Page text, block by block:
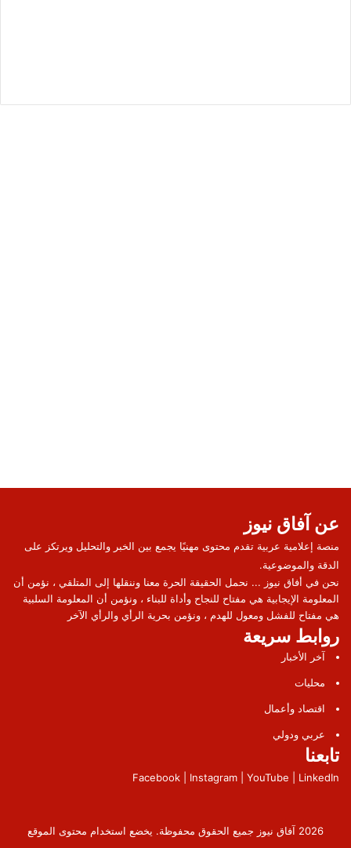
عن آفاق نيوز
منصة إعلامية عربية تقدم محتوى مهنيًا يجمع بين الخبر والتحليل ويرتكز على
الدقة والموضوعية.
نحن في أفاق نيوز ... نحمل الحقيقة الحرة معنا وننقلها إلى المتلقي ، نؤمن أن
المعلومة الإيجابية هي مفتاح للنجاح وأداة للبناء ، ونؤمن أن المعلومة السلبية
هي مفتاح للفشل ومعول للهدم ، ونؤمن بحرية الرأي والرأي الآخر
روابط سريعة
آخر الأخبار
محليات
اقتصاد وأعمال
عربي ودولي
تابعنا
Facebook | Instagram | YouTube | LinkedIn
2026 آفاق نيوز جميع الحقوق محفوظة. يخضع استخدام محتوى الموقع